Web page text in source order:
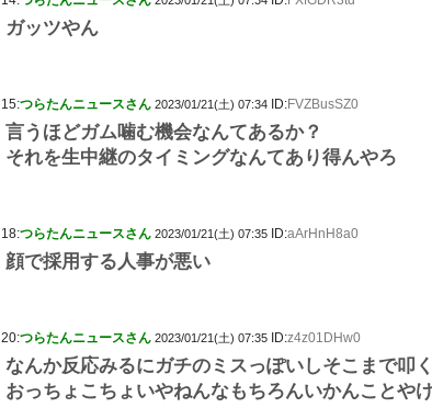
ガッツやん
15:つらたんニュースさん 2023/01/21(土) 07:34 ID:FVZBusSZ0
言うほどガム噛む機会なんてあるか？
それを生中継のタイミングなんてあり得んやろ
18:つらたんニュースさん 2023/01/21(土) 07:35 ID:aArHnH8a0
顔で採用する人事が悪い
20:つらたんニュースさん 2023/01/21(土) 07:35 ID:z4z01DHw0
なんか反応みるにガチのミスっぽいしそこまで叩
おっちょこちょいやねんなもちろんいかんことや